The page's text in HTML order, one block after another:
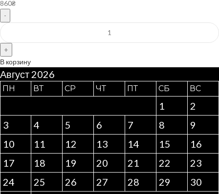
860₴
В корзину
Август 2026
ПН ВТ СР ЧТ ПТ СБ ВС
1
2
3
4 5 6 7 8
9
10
11 12 13 14 15
16
17
18 19 20 21 22
23
24
25 26 27 28 29
30